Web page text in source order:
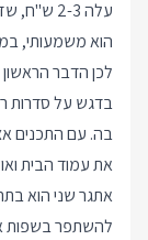
הוא משמעותי,
לכן הדבר
בדגש על סדרות
בה. עם התכנים
את עמוד הבית
אתגר שני הוא
להשתפר בשפות